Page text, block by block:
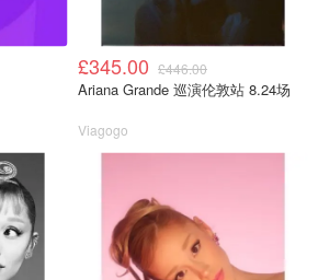
£345.00 £446.00
Ariana Grande 巡演伦敦站 8.24场
Viagogo